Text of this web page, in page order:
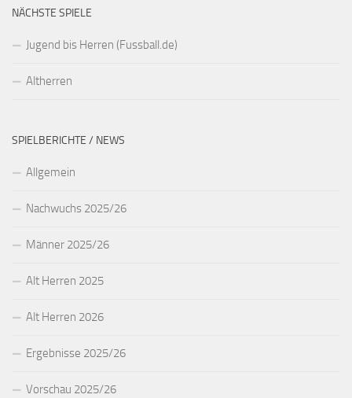
NÄCHSTE SPIELE
Jugend bis Herren (Fussball.de)
Altherren
SPIELBERICHTE / NEWS
Allgemein
Nachwuchs 2025/26
Männer 2025/26
Alt Herren 2025
Alt Herren 2026
Ergebnisse 2025/26
Vorschau 2025/26